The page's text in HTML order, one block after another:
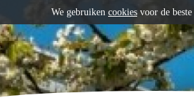
We gebruiken cookies voor de